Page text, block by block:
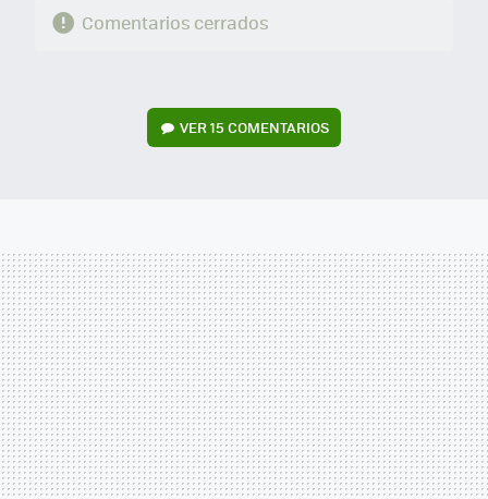
Comentarios cerrados
VER15 COMENTARIOS